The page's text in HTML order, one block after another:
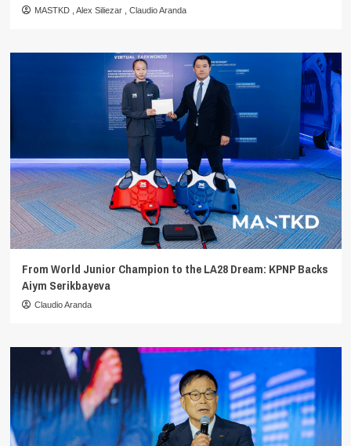
MASTKD Alex Siliezar Claudio Aranda
From World Junior Champion to the LA28 Dream: KPNP Backs
Aiym Serikbayeva
Claudio Aranda